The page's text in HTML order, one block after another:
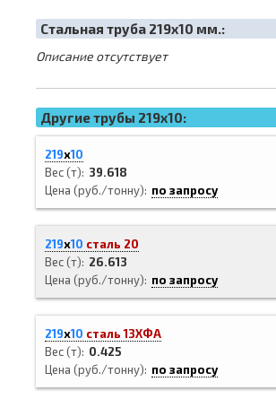
Cтальная труба 219х10 мм.:
Описание отсутствует
Другие трубы 219x10:
219х10
Вес (т)
39.618
Цена (руб./тонну)
по запросу
219х10 сталь 20
Вес (т)
26.613
Цена (руб./тонну)
по запросу
219х10 сталь 13ХФА
Вес (т)
0.425
Цена (руб./тонну)
по запросу